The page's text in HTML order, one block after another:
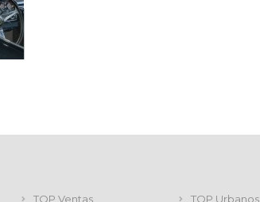
TOP Ventas TOP Urbanos